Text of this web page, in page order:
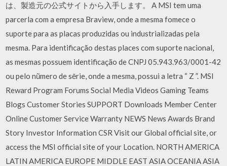
は、製造元の公式サイトから入手します。 A MSI tem uma
parcerla com a empresa Braview, onde a mesma fomece o
suporte para as placas produzidas ou industrializadas pela
mesma. Para identificação destas places com suporte nacional,
as mesmas possuem identificação de CNPJ 05.943.963/0001-42
ou pelo nũmero de sērie, onde a mesma, possui a letra “ Z ”. MSI
Reward Program Forums Social Media Videos Gaming Teams
Blogs Customer Stories SUPPORT Downloads Member Center
Online Customer Service Warranty NEWS News Awards Brand
Story Investor Information CSR Visit our Global official site, or
access the MSI official site of your Location. NORTH AMERICA
LATIN AMERICA EUROPE MIDDLE EAST ASIA OCEANIA ASIA